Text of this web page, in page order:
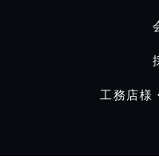
工務店様